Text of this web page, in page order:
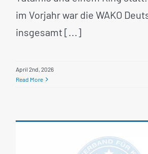
im Vorjahr war die WAKO
insgesamt [...]
April 2nd, 2026
Read More